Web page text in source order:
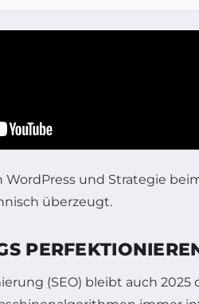
WordPress und Strategie
überzeugt.
(SEO) bleibt auch